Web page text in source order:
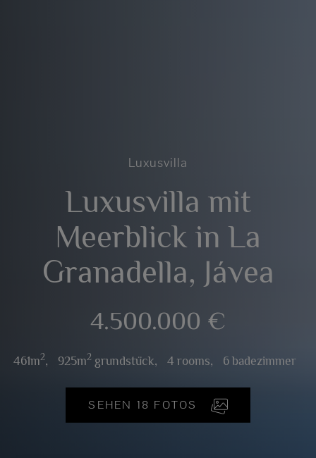
Luxusvilla
Luxusvilla mit
Meerblick in La
Granadella, Jávea
4.500.000 €
461m2, 925m2grundstück, 4 rooms, 6 badezimmer
SEHEN 18 FOTOS